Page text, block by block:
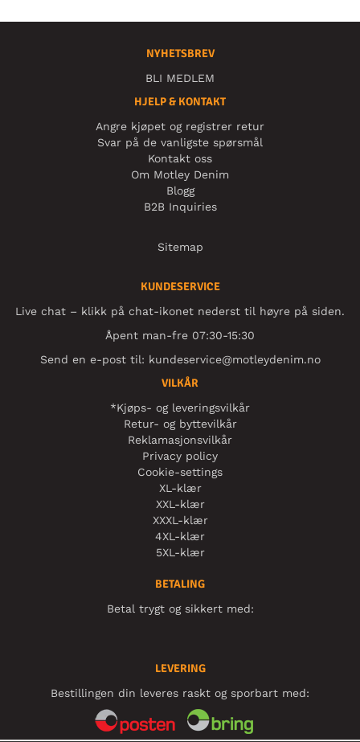
NYHETSBREV
BLI MEDLEM
HJELP & KONTAKT
Angre kjøpet og registrer retur
Svar på de vanligste spørsmål
Kontakt oss
Om Motley Denim
Blogg
B2B Inquiries
Sitemap
KUNDESERVICE
Live chat – klikk på chat-ikonet nederst til høyre på siden.
Åpent man-fre 07:30-15:30
Send en e-post til: kundeservice@motleydenim.no
VILKÅR
*Kjøps- og leveringsvilkår
Retur- og byttevilkår
Reklamasjonsvilkår
Privacy policy
Cookie-settings
XL-klær
XXL-klær
XXXL-klær
4XL-klær
5XL-klær
BETALING
Betal trygt og sikkert med:
LEVERING
Bestillingen din leveres raskt og sporbart med: